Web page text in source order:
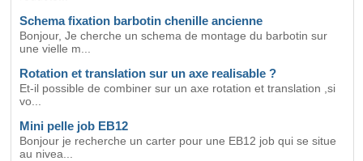
Schema fixation barbotin chenille ancienne
Bonjour, Je cherche un schema de montage du barbotin sur
une vielle m...
Rotation et translation sur un axe realisable ?
Et-il possible de combiner sur un axe rotation et translation ,si
vo...
Mini pelle job EB12
Bonjour je recherche un carter pour une EB12 job qui se situe
au nivea...